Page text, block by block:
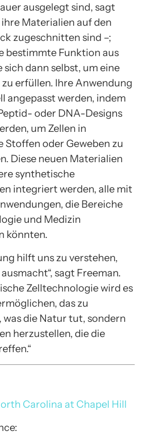
ausgelegt sind, sagt
ihre Materialien auf den
zugeschnitten sind –;
bestimmte Funktion aus
sich dann selbst, um eine
erfüllen. Ihre Anwendung
angepasst werden, indem
oder DNA-Designs
um Zellen in
Stoffen oder Geweben zu
Diese neuen Materialien
synthetische
integriert werden, alle mit
die Bereiche
und Medizin
könnten.
hilft uns zu verstehen,
sagt Freeman.
Zelltechnologie wird es
das zu
die Natur tut, sondern
herzustellen, die die
Carolina at Chapel Hill